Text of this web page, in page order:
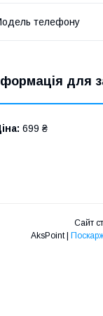
телефону
для
699 ₴
Сайт
AksPoint |